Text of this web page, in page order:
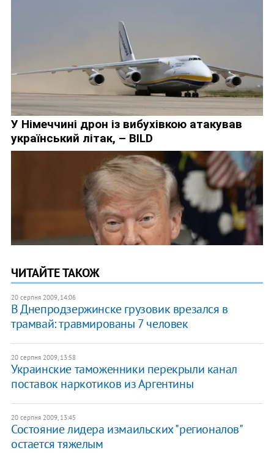
ЧИТАЙТЕ ТАКОЖ
20 серпня 2009, 14:06
В Днепродзержинске грузовик врезался в
трамвай: травмированы 7 человек
20 серпня 2009, 13:58
Украинские таможенники перекрыли канал
поставок наркотиков из Аргентины
20 серпня 2009, 13:45
Состояние лидера измаильских "регионалов"
остается тяжелым